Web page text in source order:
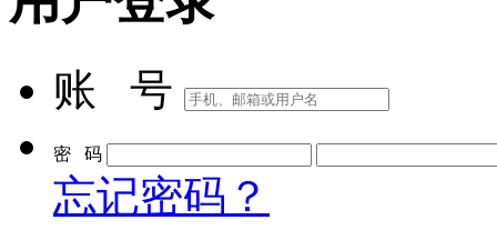
账 号
密 码
忘记密码？